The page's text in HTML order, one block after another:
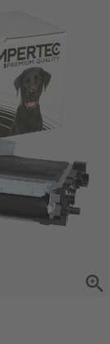
zoom_in